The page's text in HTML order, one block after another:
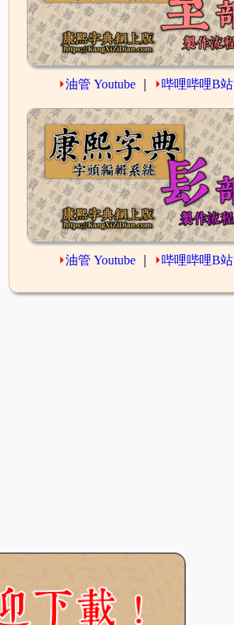
⏵油管 Youtube ⏵哔哩哔哩B站
⏵油管 Youtube ⏵哔哩哔哩B站